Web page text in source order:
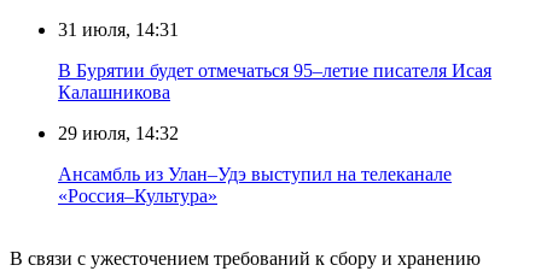
31 июля, 14:31
В Бурятии будет отмечаться 95–летие писателя Исая
Калашникова
29 июля, 14:32
Ансамбль из Улан–Удэ выступил на телеканале
«Россия–Культура»
В связи с ужесточением требований к сбору и хранению